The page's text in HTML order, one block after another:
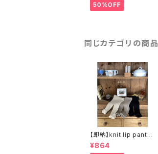
50%OFF
同じカテゴリの商品
【即納】knit lip pants
ニットパンツ
¥864